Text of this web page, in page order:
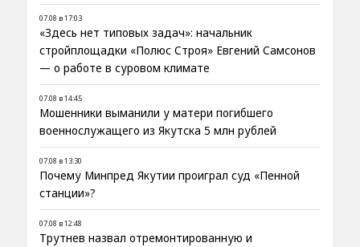
07.08 в 17:03
«Здесь нет типовых задач»: начальник
стройплощадки «Полюс Строя» Евгений Самсонов
— о работе в суровом климате
07.08 в 14:45
Мошенники выманили у матери погибшего
военнослужащего из Якутска 5 млн рублей
07.08 в 13:30
Почему Минпред Якутии проиграл суд «Пенной
станции»?
07.08 в 12:48
Трутнев назвал отремонтированную и